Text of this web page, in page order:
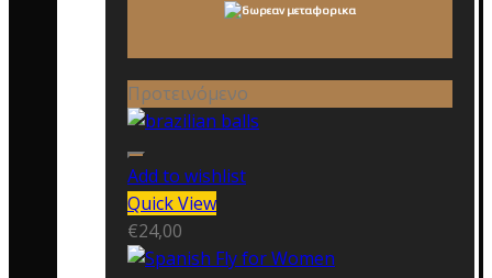
Προτεινόμενο
Add to wishlist
Quick View
€24,00